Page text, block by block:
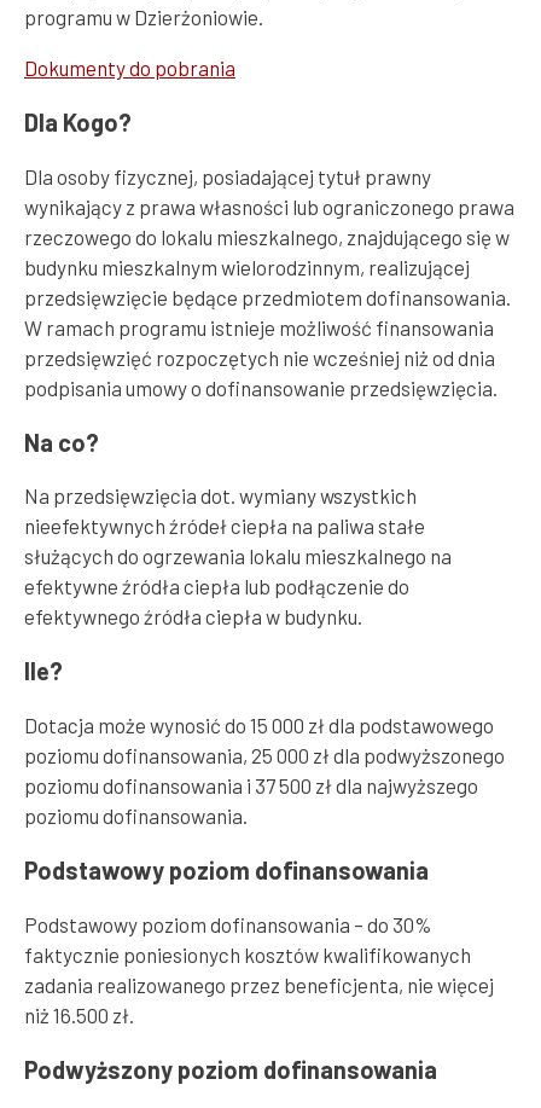
programu w Dzierżoniowie.
Dokumenty do pobrania
Dla Kogo?
Dla osoby fizycznej, posiadającej tytuł prawny
wynikający z prawa własności lub ograniczonego prawa
rzeczowego do lokalu mieszkalnego, znajdującego się w
budynku mieszkalnym wielorodzinnym, realizującej
przedsięwzięcie będące przedmiotem dofinansowania.
W ramach programu istnieje możliwość finansowania
przedsięwzięć rozpoczętych nie wcześniej niż od dnia
podpisania umowy o dofinansowanie przedsięwzięcia.
Na co?
Na przedsięwzięcia dot. wymiany wszystkich
nieefektywnych źródeł ciepła na paliwa stałe
służących do ogrzewania lokalu mieszkalnego na
efektywne źródła ciepła lub podłączenie do
efektywnego źródła ciepła w budynku.
Ile?
Dotacja może wynosić do 15 000 zł dla podstawowego
poziomu dofinansowania, 25 000 zł dla podwyższonego
poziomu dofinansowania i 37 500 zł dla najwyższego
poziomu dofinansowania.
Podstawowy poziom dofinansowania
Podstawowy poziom dofinansowania – do 30%
faktycznie poniesionych kosztów kwalifikowanych
zadania realizowanego przez beneficjenta, nie więcej
niż 16.500 zł.
Podwyższony poziom dofinansowania